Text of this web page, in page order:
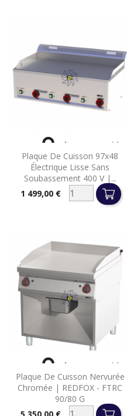
Plaque De Cuisson 97x48
Électrique Lisse Sans
Soubassement 400 V |...
Prix1 499,00 €
 Aperçu rapide
Plaque De Cuisson Nervurée
Chromée | REDFOX - FTRC
90/80 G
 Aperçu rapide